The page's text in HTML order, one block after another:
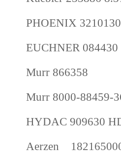
PHOENIX 3210130
EUCHNER
Murr 866358
Murr 8000-88459-
HYDAC 909630
Aerzen